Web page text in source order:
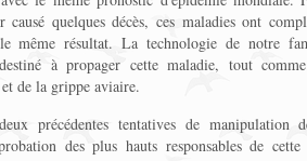
causé quelques décès, ces maladies ont
même résultat. La technologie de notre
à propager cette maladie, tout
de la grippe aviaire.
précédentes tentatives de
des plus hauts responsables de